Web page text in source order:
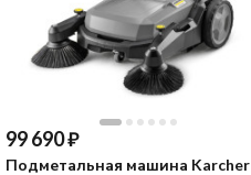
99 690₽
Подметальная машина Karcher